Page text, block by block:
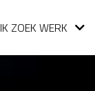
IK ZOEK WERK